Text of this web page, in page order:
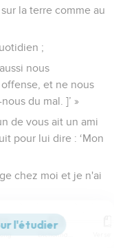
la terre comme au
;
nous
et ne nous
du mal. ]’ »
de vous ait un ami
pour lui dire : ‘Mon
chez moi et je n'ai
cet ami lui
déjà fermée, mes